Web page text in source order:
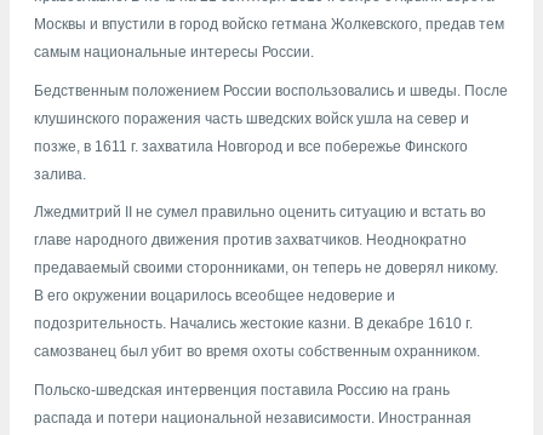
Москвы и впустили в город войско гетмана Жолкевского, предав тем
самым национальные интересы России.
Бедственным положением России воспользовались и шведы. После
клушинского поражения часть шведских войск ушла на север и
позже, в 1611 г. захватила Новгород и все побережье Финского
залива.
Лжедмитрий II не сумел правильно оценить ситуацию и встать во
главе народного движения против захватчиков. Неоднократно
предаваемый своими сторонниками, он теперь не доверял никому.
В его окружении воцарилось всеобщее недоверие и
подозрительность. Начались жестокие казни. В декабре 1610 г.
самозванец был убит во время охоты собственным охранником.
Польско-шведская интервенция поставила Россию на грань
распада и потери национальной независимости. Иностранная